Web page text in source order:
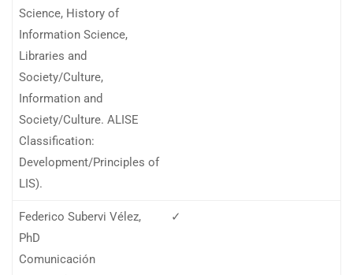
Science, History of
Information Science,
Libraries and
Society/Culture,
Information and
Society/Culture. ALISE
Classification:
Development/Principles of
LIS).
Federico Subervi Vélez,
PhD
Comunicación
✓